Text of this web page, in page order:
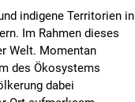
indigene Territorien in
Im Rahmen dieses
Welt. Momentan
des Ökosystems
dabei